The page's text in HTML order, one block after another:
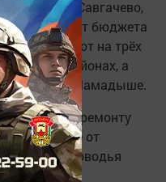
ГТС у сёл Савгачево,
год за счёт бюджета
работ на трёх
районах, а
прудов в Мамадыше.
ремонту
Татарстане от
период половодья